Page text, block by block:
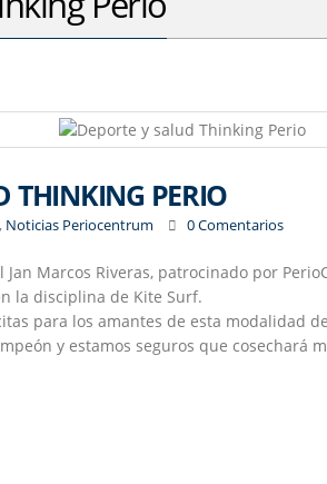
THINKING PERIO
, Noticias Periocentrum 0 Comentarios
Marcos Riveras, patrocinado por
la disciplina de Kite Surf.
para los amantes de esta modalidad
y estamos seguros que cosechará